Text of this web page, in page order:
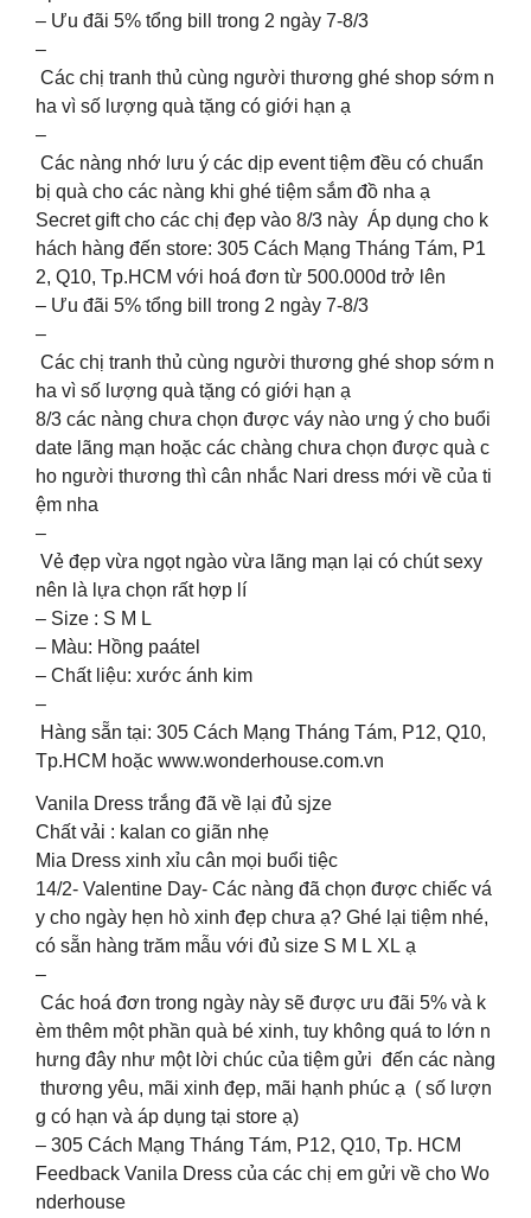
– Ưu đãi 5% tổng bill trong 2 ngày 7-8/3
–
Các chị tranh thủ cùng người thương ghé shop sớm n
ha vì số lượng quà tặng có giới hạn ạ ️
–
Các nàng nhớ lưu ý các dịp event tiệm đều có chuẩn
bị quà cho các nàng khi ghé tiệm sắm đồ nha ạ
Secret gift cho các chị đẹp vào 8/3 này ️ Áp dụng cho k
hách hàng đến store: 305 Cách Mạng Tháng Tám, P1
2, Q10, Tp.HCM với hoá đơn từ 500.000d trở lên
– Ưu đãi 5% tổng bill trong 2 ngày 7-8/3
–
Các chị tranh thủ cùng người thương ghé shop sớm n
ha vì số lượng quà tặng có giới hạn ạ ️
8/3 các nàng chưa chọn được váy nào ưng ý cho buổi
date lãng mạn hoặc các chàng chưa chọn được quà c
ho người thương thì cân nhắc Nari dress mới về của ti
ệm nha
–
Vẻ đẹp vừa ngọt ngào vừa lãng mạn lại có chút sexy
nên là lựa chọn rất hợp lí
– Size : S M L
– Màu: Hồng paátel
– Chất liệu: xước ánh kim
–
Hàng sẵn tại: 305 Cách Mạng Tháng Tám, P12, Q10,
Tp.HCM hoặc www.wonderhouse.com.vn
Vanila Dress trắng đã về lại đủ sjze
Chất vải : kalan co giãn nhẹ
Mia Dress xinh xỉu cân mọi buổi tiệc
14/2- Valentine Day- Các nàng đã chọn được chiếc vá
y cho ngày hẹn hò xinh đẹp chưa ạ? Ghé lại tiệm nhé,
có sẵn hàng trăm mẫu với đủ size S M L XL ạ ️
–
Các hoá đơn trong ngày này sẽ được ưu đãi 5% và k
èm thêm một phần quà bé xinh, tuy không quá to lớn n
hưng đây như một lời chúc của tiệm gửi đến các nàng
thương yêu, mãi xinh đẹp, mãi hạnh phúc ạ ️ ( số lượn
g có hạn và áp dụng tại store ạ)
– 305 Cách Mạng Tháng Tám, P12, Q10, Tp. HCM
Feedback Vanila Dress của các chị em gửi về cho Wo
nderhouse